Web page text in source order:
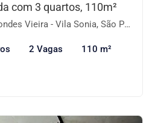
com 3 quartos, 110m²
Vieira - Vila Sonia, São Paulo-SP
2 Vagas 110 m²